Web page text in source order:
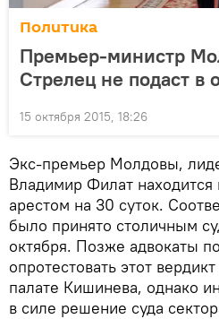
Политика
Премьер-министр
Стрелец не подаст в
15 октября 2015, 18:26
Экс-премьер Молдовы,
Владимир Филат
арестом на 30 суток.
было принято столичным
октября. Позже адвокаты
опротестовать этот
палате Кишинева, однако
в силе решение суда